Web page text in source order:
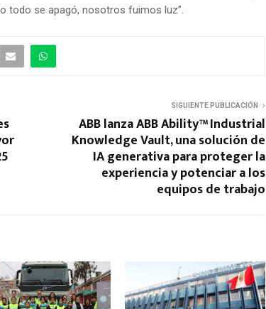
todo se apagó, nosotros fuimos luz”.
SIGUIENTE PUBLICACIÓN
ABB lanza ABB Ability™ Industrial
Knowledge Vault, una solución de
IA generativa para proteger la
experiencia y potenciar a los
equipos de trabajo